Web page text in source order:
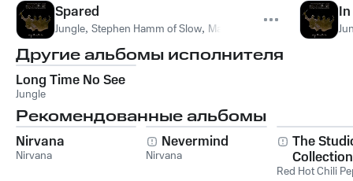
Spared
Jungle, Stephen Hamm of Slow, Mark Kleiner
Другие альбомы исполнителя
Long Time No See
Jungle
Рекомендованные альбомы
Nirvana
Nirvana
Nevermind
Nirvana
The
Collection
Red Hot Chili